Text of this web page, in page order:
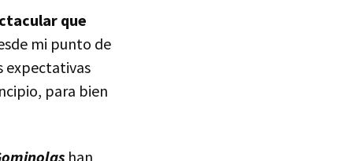
que
mi punto de
expectativas
para bien
han